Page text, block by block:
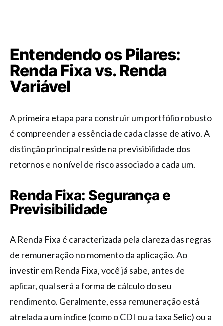
Entendendo os Pilares:
Renda Fixa vs. Renda
Variável
A primeira etapa para construir um portfólio robusto
é compreender a essência de cada classe de ativo. A
distinção principal reside na previsibilidade dos
retornos e no nível de risco associado a cada um.
Renda Fixa: Segurança e
Previsibilidade
A Renda Fixa é caracterizada pela clareza das regras
de remuneração no momento da aplicação. Ao
investir em Renda Fixa, você já sabe, antes de
aplicar, qual será a forma de cálculo do seu
rendimento. Geralmente, essa remuneração está
atrelada a um índice (como o CDI ou a taxa Selic) ou a